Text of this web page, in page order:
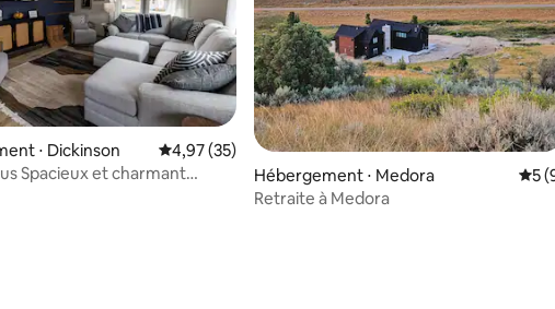
⋅ Dickinson Évaluation moyenne sur la base de 35 commentaires
4,97 (35)
Spacieux et charmant
Hébergement ⋅ Medora
5
Retraite à Medora